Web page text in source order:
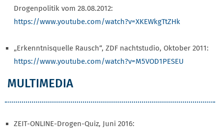
Drogenpolitik vom 28.08.2012:
https://www.youtube.com/watch?v=XKEWkgTtZHk
„Erkenntnisquelle Rausch“, ZDF nachtstudio, Oktober 2011:
https://www.youtube.com/watch?v=M5VOD1PESEU
MULTIMEDIA
ZEIT-ONLINE-Drogen-Quiz, Juni 2016: